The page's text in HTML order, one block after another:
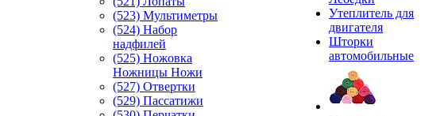
(523) Мультиметры
(524) Набор
надфилей
(525) Ножовка
Ножницы Ножи
(527) Отвертки
(529) Пассатижи
Утеплитель для
двигателя
Шторки
автомобильные